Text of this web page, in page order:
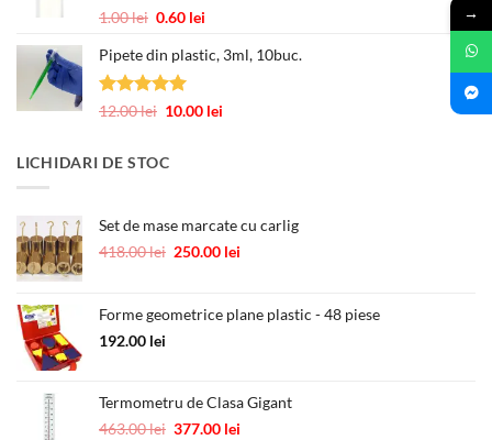
245.00 lei
Evaluat la
1.00lei Prețul
a
fost:
0.60 lei
este:
Pipete din plastic, 3ml, 10buc.
Evaluat la
12.00lei Prețul
fost:
10.00 lei
LICHIDARI DE STOC
Set de mase marcate cu carlig
418.00lei Prețul
fost:
250.00 lei
250.00 lei.
Forme geometrice plane plastic - 48 piese
192.00 lei
Termometru de Clasa Gigant
463.00lei Prețul
377.00 lei
→